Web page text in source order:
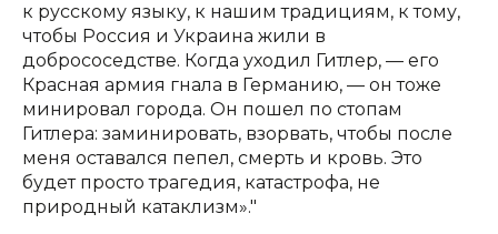
к русскому языку, к нашим традициям, к тому,
чтобы Россия и Украина жили в
добрососедстве. Когда уходил Гитлер, — его
Красная армия гнала в Германию, — он тоже
минировал города. Он пошел по стопам
Гитлера: заминировать, взорвать, чтобы после
меня оставался пепел, смерть и кровь. Это
будет просто трагедия, катастрофа, не
природный катаклизм»."